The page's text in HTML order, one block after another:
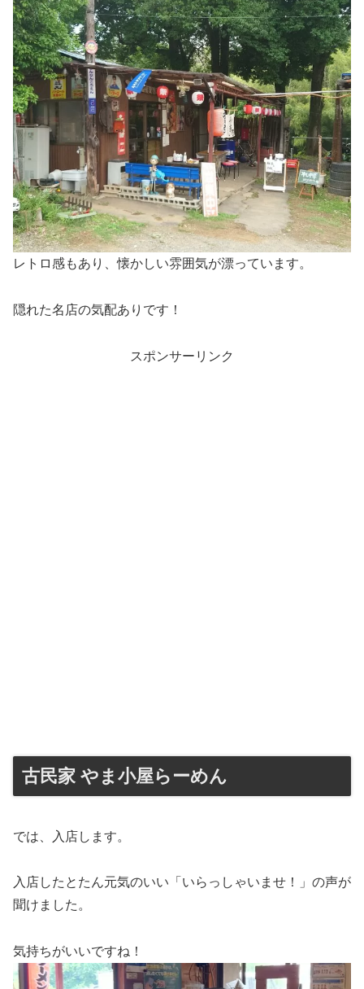
レトロ感もあり、懐かしい雰囲気が漂っています。
隠れた名店の気配ありです！
スポンサーリンク
古民家 やま小屋らーめん
では、入店します。
入店したとたん元気のいい「いらっしゃいませ！」の声が
聞けました。
気持ちがいいですね！